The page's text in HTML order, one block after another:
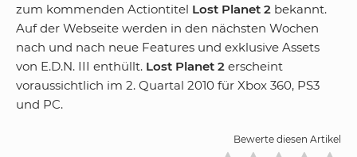
zum kommenden Actiontitel Lost Planet 2 bekannt.
Auf der Webseite werden in den nächsten Wochen
nach und nach neue Features und exklusive Assets
von E.D.N. III enthüllt. Lost Planet 2 erscheint
voraussichtlich im 2. Quartal 2010 für Xbox 360, PS3
und PC.
Bewerte diesen Artikel